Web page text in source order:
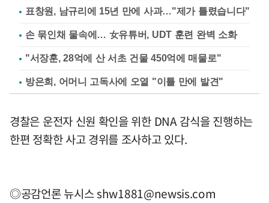
표창원, 남규리에 15년 만에 사과…"제가 틀렸습니다"
손 묶인채 물속에… 女유튜버, UDT 훈련 완벽 소화
"서장훈, 28억에 산 서초 건물 450억에 매물로"
방은희, 어머니 고독사에 오열 "이틀 만에 발견"
경찰은 운전자 신원 확인을 위한 DNA 감식을 진행하는
한편 정확한 사고 경위를 조사하고 있다.
◎공감언론 뉴시스shw1881@newsis.com